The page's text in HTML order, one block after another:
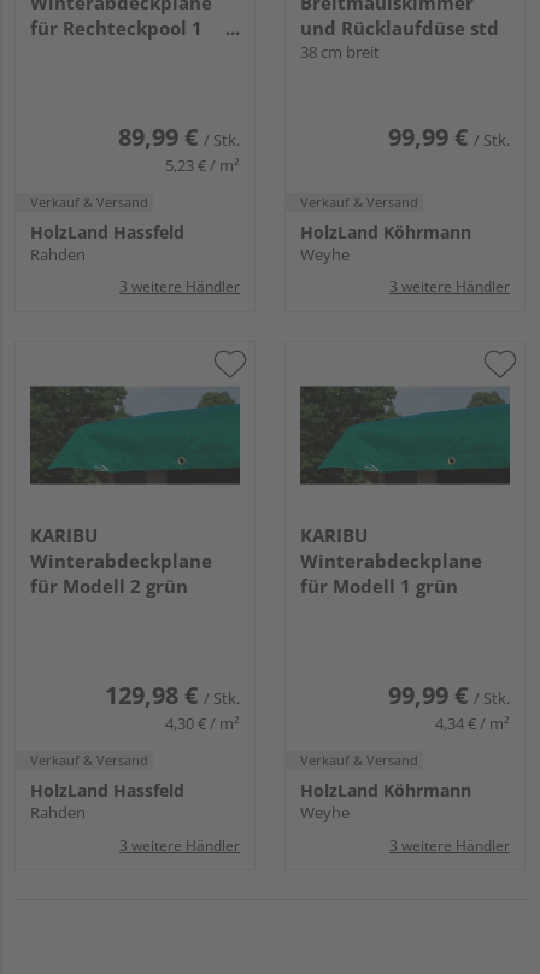
für Rechteckpool 1
89,99 € / Stk.
5,23 € / m²
Verkauf & Versand
HolzLand Hassfeld
Rahden
3 weitere Händler
und Rücklaufdüse std
38 cm breit
99,99 € / Stk.
Verkauf & Versand
HolzLand Köhrmann
Weyhe
3 weitere Händler
KARIBU
Winterabdeckplane
für Modell 2 grün
129,98 € / Stk.
4,30 € / m²
Verkauf & Versand
HolzLand Hassfeld
Rahden
3 weitere Händler
KARIBU
Winterabdeckplane
für Modell 1 grün
99,99 € / Stk.
4,34 € / m²
Verkauf & Versand
HolzLand Köhrmann
Weyhe
3 weitere Händler